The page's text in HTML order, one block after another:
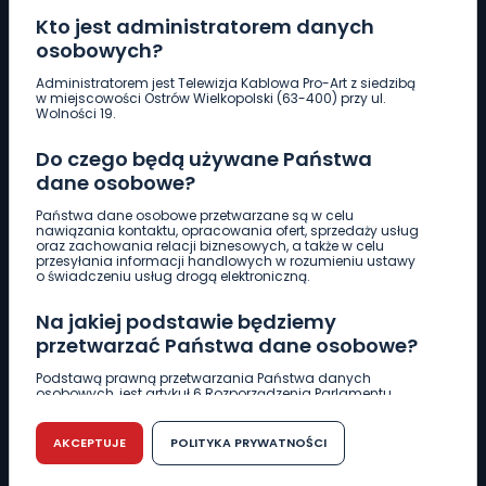
Kto jest administratorem danych
osobowych?
Administratorem jest Telewizja Kablowa Pro-Art z siedzibą
w miejscowości Ostrów Wielkopolski (63-400) przy ul.
Wolności 19.
Do czego będą używane Państwa
dane osobowe?
Państwa dane osobowe przetwarzane są w celu
nawiązania kontaktu, opracowania ofert, sprzedaży usług
oraz zachowania relacji biznesowych, a także w celu
przesyłania informacji handlowych w rozumieniu ustawy
o świadczeniu usług drogą elektroniczną.
Na jakiej podstawie będziemy
przetwarzać Państwa dane osobowe?
Podstawą prawną przetwarzania Państwa danych
osobowych, jest artykuł 6 Rozporządzenia Parlamentu
r. w sprawie ochrony osób fizycznych w związku z
przetwarzaniem danych osobowych w sprawie
swobodnego przepływu takich danych oraz uchylenia
dyrektywy 95/46/WE (RODO).
AKCEPTUJE POLITYKA PRYWATNOŚCI
Pobierz logotyp
661 997 997
REDAKCJA
62 735 22 22redakcja@wlkp24.info
DZIAŁ REKLAMY
62 735 01 85 reklama@wlkp24.info
WIADOMOŚCI
CIEKAWOSTKI